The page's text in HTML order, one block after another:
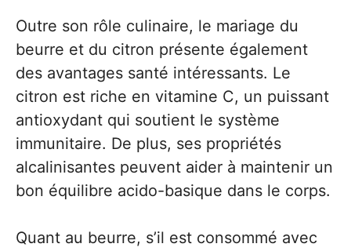
Outre son rôle culinaire, le mariage du
beurre et du citron présente également
des avantages santé intéressants. Le
citron est riche en vitamine C, un puissant
antioxydant qui soutient le système
immunitaire. De plus, ses propriétés
alcalinisantes peuvent aider à maintenir un
bon équilibre acido-basique dans le corps.
Quant au beurre, s’il est consommé avec